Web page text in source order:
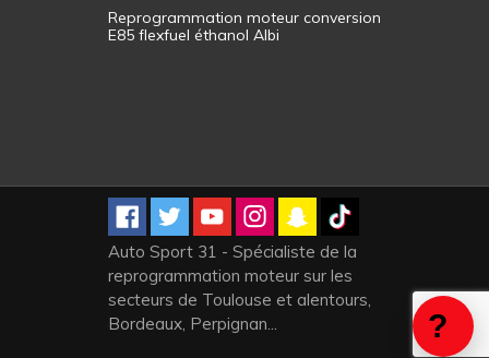
Reprogrammation moteur conversion
E85 flexfuel éthanol Albi
Auto Sport 31 - Spécialiste de la
reprogrammation moteur sur les
secteurs de Toulouse et alentours,
Bordeaux, Perpignan...